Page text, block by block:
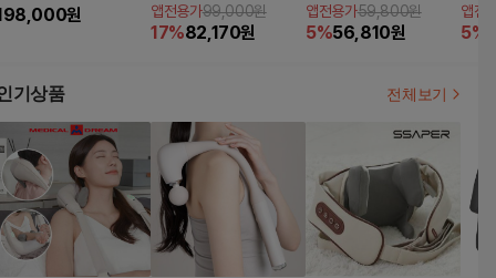
원
깨마사지기 컴포넥 맥
스 CMN-850WL
앱전용가99,000원
17%82,170원
앱전용가59,800원
5%56,810원
앱전
5%
기상품 전체보기